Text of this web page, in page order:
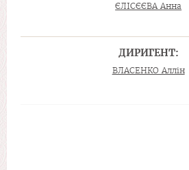
ЄЛІСЄЄВА Анна
ДИРИГЕНТ:
ВЛАСЕНКО Аллін